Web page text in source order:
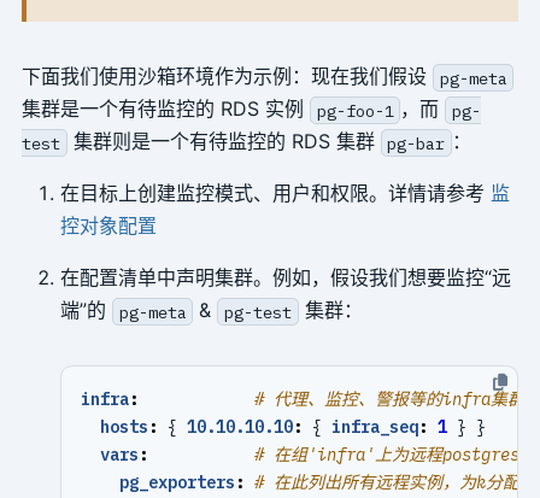
下面我们使用沙箱环境作为示例：现在我们假设 pg-meta
集群是一个有待监控的 RDS 实例 pg-foo-1 ，而
pg-
test
集群则是一个有待监控的 RDS 集群 pg-bar ：
在目标上创建监控模式、用户和权限。详情请参考 监
控对象配置
在配置清单中声明集群。例如，假设我们想要监控“远
端”的
pg-meta & pg-test 集群：
infra:
# 代理、监控、警报等的infra集群
hosts : { 10.10.10.10: { infra_seq: 1 } }
vars :
# 在组'infra'上为远程postgres
pg_exporters : # 在此列出所有远程实例，为k分配